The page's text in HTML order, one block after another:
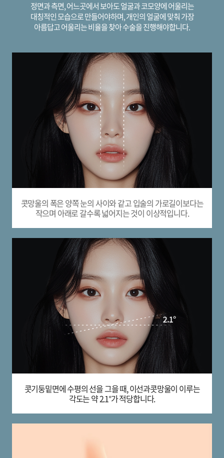
정면과 측면, 어느곳에서 보아도 얼굴과 코모양에 어울리는
대칭적인 모습으로 만들어야하며,개인의 얼굴에 맞춰 가장
아름답고 어울리는 비율을 찾아 수술을 진행해야합니다.
콧망울의 폭은 양쪽 눈의 사이와 같고입술의 가로길이보다는
작으며 아래로 갈수록넓어지는 것이 이상적입니다.
콧기둥밑면에 수평의 선을 그을 때,이선과콧망울이 이루는
각도는 약 2.1°가 적당합니다.